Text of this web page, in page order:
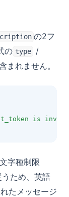
の2フ
の type /
まれません。
is
字種制限
ため、英語
たメッセージ